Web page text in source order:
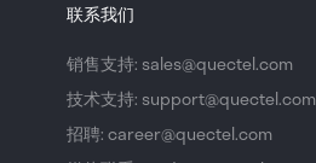
联系我们
销售支持: sales@quectel.com
技术支持: support@quectel.com
招聘: career@quectel.com